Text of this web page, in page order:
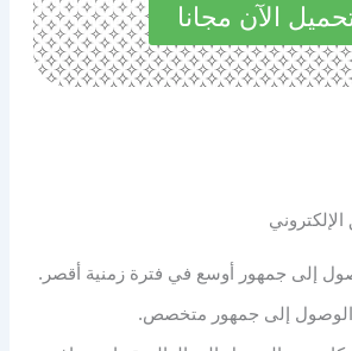
الآن مجانا
إلى جمهور أوسع في فترة زمنية أقصر.
إلى جمهور متخصص.